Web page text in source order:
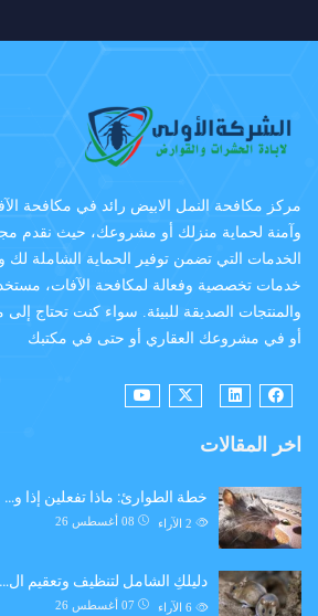
مركز مكافحة النمل الابيض رائد في مكافحة
وآمنة لحماية منزلك أو مشروعك، حيث نقدم
الخدمات التي تضمن توفير الحماية الشاملة لك
خدمات تخصصية وفعالة لمكافحة الآفات،
والمنتجات الصديقة للبيئة. سواء كنت تحتاج
أو في مشروعك العقاري أو حتى في مكتبك
اخر المقالات
خطة الطوارئ: ماذا تفعلين إذا و…
08 أغسطس 26 الآراء
دليلكِ الشامل لتنظيف وتعقيم ال…
07 أغسطس 26 الآراء